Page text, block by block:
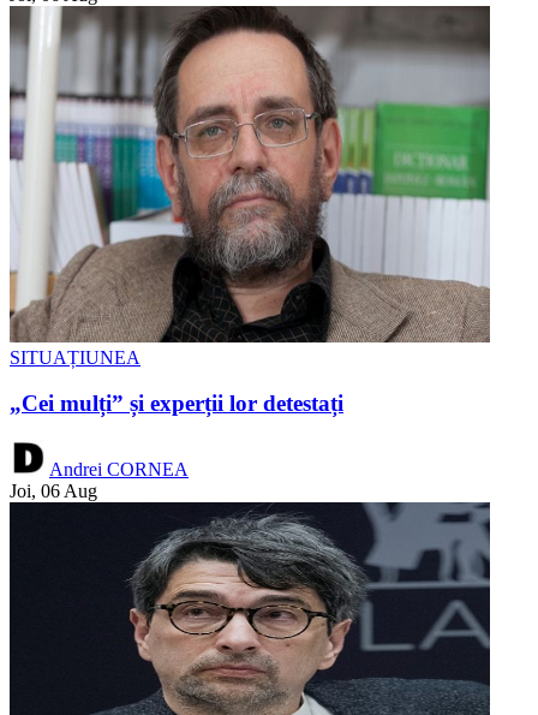
SITUAȚIUNEA
„Cei mulți” și experții lor detestați
Andrei CORNEA
Joi, 06 Aug